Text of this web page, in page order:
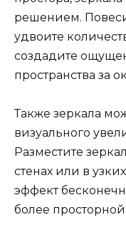
решением.
удвоите
создадите
пространства за
Также зеркала
визуального
Разместите
стенах или в
эффект
более просторной.